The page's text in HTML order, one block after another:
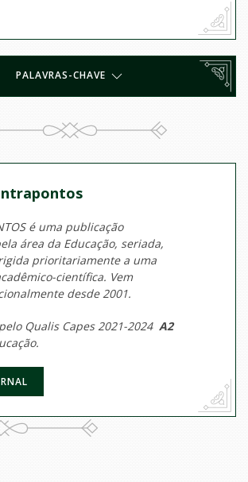
PALAVRAS-CHAVE
é uma publicação
área da Educação, seriada,
prioritariamente a uma
científica. Vem
desde 2001.
Qualis Capes 2021-2024 A2